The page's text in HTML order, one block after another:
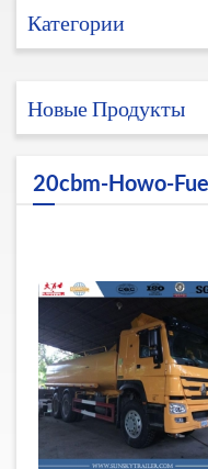
Категории
Новые Продукты
20cbm-Howo-